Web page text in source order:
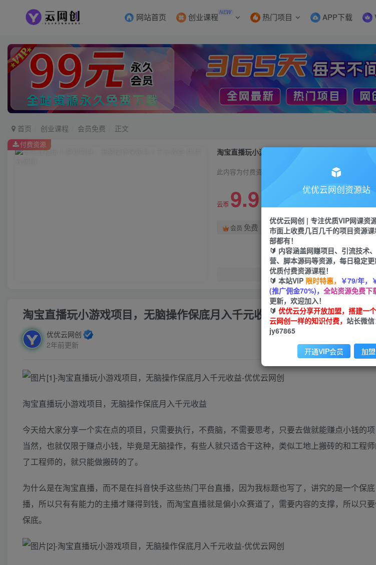
网站首页 创业课程 NEW 热门项目 APP下载
首页 创业课程 会员免费 正文
淘宝直播玩小游戏项目，无脑操作保底月入千元收益
此内容为付费资源，请付费后查看
云币 9.9
会员 免费
您当
付费资源
淘宝直播玩小游戏项目，无脑操作保底月入千元收益
优优云网创
2年前更新
淘宝直播玩小游戏项目，无脑操作保底月入千元收益
今天给大家分享一个实在点的项目，只需要执行，不费脑，不需要思考，只要去做就能赚点小钱的项
当然，也就仅限于赚点小钱，毕竟是无脑操作，有些人就只适合干这种，类似工地上搬砖的和工程
了工程师的，就只能做搬砖的了。
为什么是在淘宝直播，而不是在抖音快手这些热门平台直播，因为我标题也写了，讲究的是一个保
播，所以只有有能力的主播才赚得到钱，而淘宝直播就是偏小众赛道了，需要内容的支撑，所以只
保底。
优优云网创资源站
优优云网创 | 专注优质VIP网课资源
市面上收费几百几千的项目资源
部都有！
🔰 内容涵盖网赚项目、引流技术
营、脚本源码等资源，每日稳定
优质付费资源课程！
🔰 本站VIP 限时特惠， ￥79/年，
(推广佣金70%)， 全站资源免费下
更新，欢迎加入！
🔰 优优云分享开放加盟，搭建一
云网创一样的知识付费， 站长微信
jy67865
开通VIP会员 加